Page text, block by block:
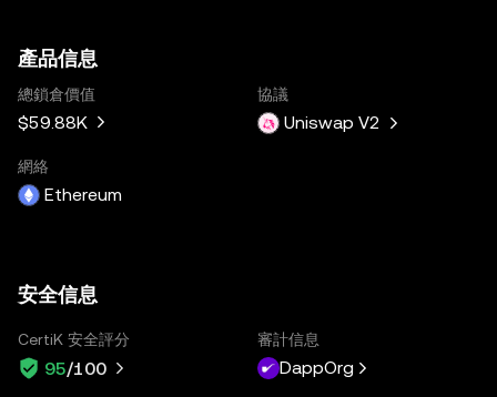
產品信息
總鎖倉價值
$59.88K
協議
Uniswap V2
網絡
Ethereum
安全信息
CertiK 安全評分
95/100
審計信息
DappOrg